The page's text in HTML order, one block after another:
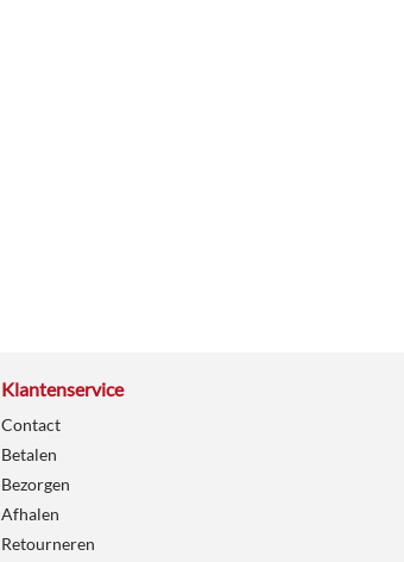
Klantenservice
Contact
Betalen
Bezorgen
Afhalen
Retourneren